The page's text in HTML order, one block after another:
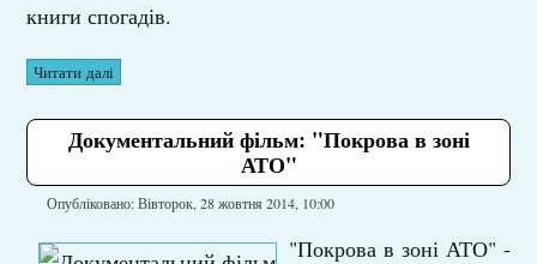
книги спогадів.
Читати далі
Документальний фільм: "Покрова в зоні
АТО"
Опубліковано: Вівторок, 28 жовтня 2014, 10:00
"Покрова в зоні АТО" -